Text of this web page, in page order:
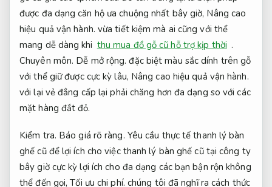
được đa dạng căn hộ ưa chuộng nhất bây giờ, Nâng cao
hiệu quả vận hành. vừa tiết kiệm mà ai cũng với thể
mang dễ dàng khi thu mua đồ gỗ cũ hỗ trợ kịp thời .
Chuyên môn. Dễ mở rộng. đặc biệt màu sắc dính trên gỗ
với thể giữ được cực kỳ lâu, Nâng cao hiệu quả vận hành.
với lại vẻ đẳng cấp lại phải chăng hơn đa dạng so với các
mặt hàng đắt đỏ.
Kiểm tra. Báo giá rõ ràng. Yêu cầu thực tế thanh lý bàn
ghế cũ để lợi ích cho việc thanh lý bàn ghế cũ tại công ty
bây giờ cực kỳ lợi ích cho đa dạng các bạn bận rộn không
thể đến gọi,Tối ưu chi phí. chúng tôi đã nghĩ ra cách thức